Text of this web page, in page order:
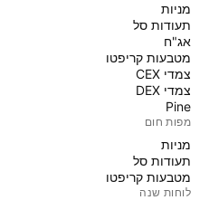
מניות‏
תעודות סל
אג"ח
מטבעות קריפטו
צמדי CEX
צמדי DEX
Pine
מפות חום
מניות‏
תעודות סל
מטבעות קריפטו
לוחות שנה